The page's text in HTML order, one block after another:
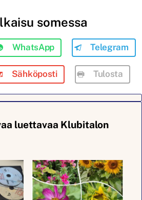
somessa
WhatsApp Telegram
Sähköposti Tulosta
luettavaa Klubitalon